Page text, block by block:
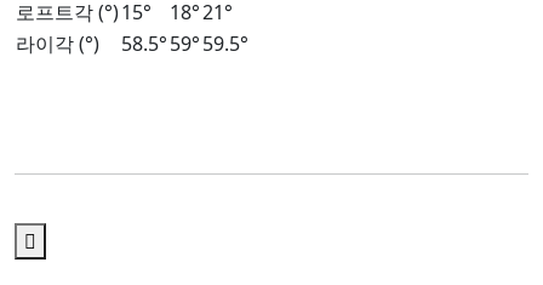
로프트각 (°)15° 18°21°
라이각 (°)
58.5°59°59.5°